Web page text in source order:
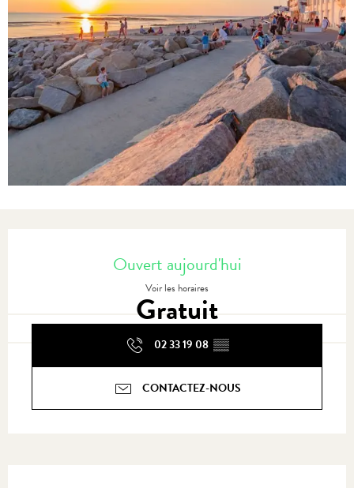
Ouvert aujourd'hui
Voir les horaires
Gratuit
02 33 19 08 ▒▒
CONTACTEZ-NOUS